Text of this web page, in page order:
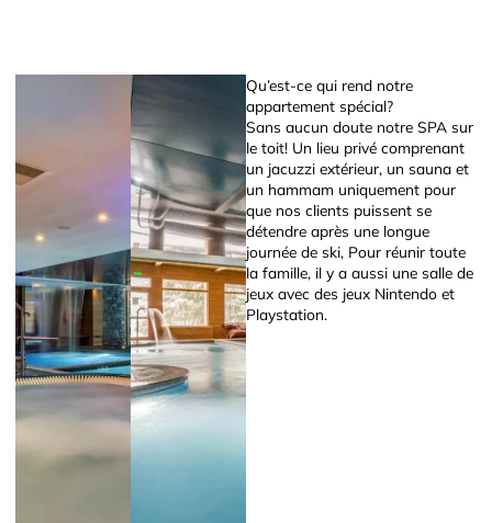
Qu’est-ce qui rend notre
appartement spécial?
Sans aucun doute notre SPA sur
le toit! Un lieu privé comprenant
un jacuzzi extérieur, un sauna et
un hammam uniquement pour
que nos clients puissent se
détendre après une longue
journée de ski, Pour réunir toute
la famille, il y a aussi une salle de
jeux avec des jeux Nintendo et
Playstation.